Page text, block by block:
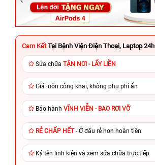
Cam Kết Tại Bệnh Viện Điện Thoại, Laptop 24h
Sửa chữa TẬN NƠI - LẤY LIỀN
Giá luôn công khai, không phụ phí ẩn
Bảo hành VĨNH VIỄN - BAO RƠI VỠ
RẺ CHẤP HẾT- Ở đâu rẻ hơn hoàn tiền
Ký tên linh kiện và xem sửa chữa trực tiếp